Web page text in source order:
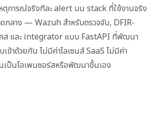
ตุการณ์จริงทีละ alert บน stack ที่ใช้งานจริง
กลาง — Wazuh สำหรับตรวจจับ, DFIR-
คส และ integrator แบบ FastAPI ที่พัฒนา
ข้าด้วยกัน ไม่มีค่าไลเซนส์ SaaS ไม่มีค่า
ป็นโอเพนซอร์สหรือพัฒนาขึ้นเอง